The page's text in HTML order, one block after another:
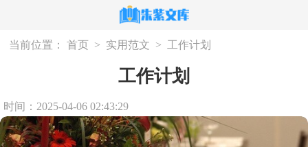
当前位置： 首页 > 实用范文 > 工作计划
工作计划
时间：2025-04-06 02:43:29